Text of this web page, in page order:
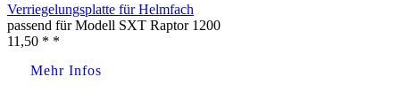
Verriegelungsplatte für Helmfach
passend für Modell SXT Raptor 1200
11,50 * *
Mehr Infos